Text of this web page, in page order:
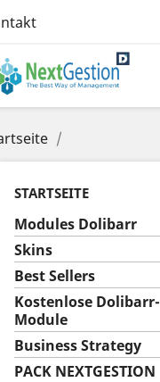
STARTSEITE
Modules Dolibarr
Skins
Best Sellers
Kostenlose Dolibarr-
Module
Business Strategy
PACK NEXTGESTION